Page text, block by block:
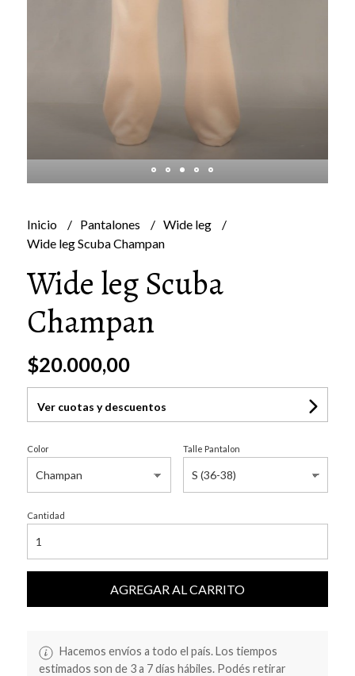
Inicio Pantalones
Wide leg
Wide leg Scuba Champan
Wide leg Scuba
Champan
$20.000,00
Ver cuotas y descuentos
Color Talle Pantalon
Cantidad
AGREGAR AL CARRITO
Hacemos envíos a todo el país. Los tiempos
estimados son de 3 a 7 días hábiles. Podés retirar